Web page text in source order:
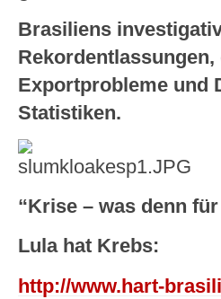
Brasiliens
Exportprobleme und
Statistiken.
“Krise – was denn
Lula hat Krebs:
http://www.hart-